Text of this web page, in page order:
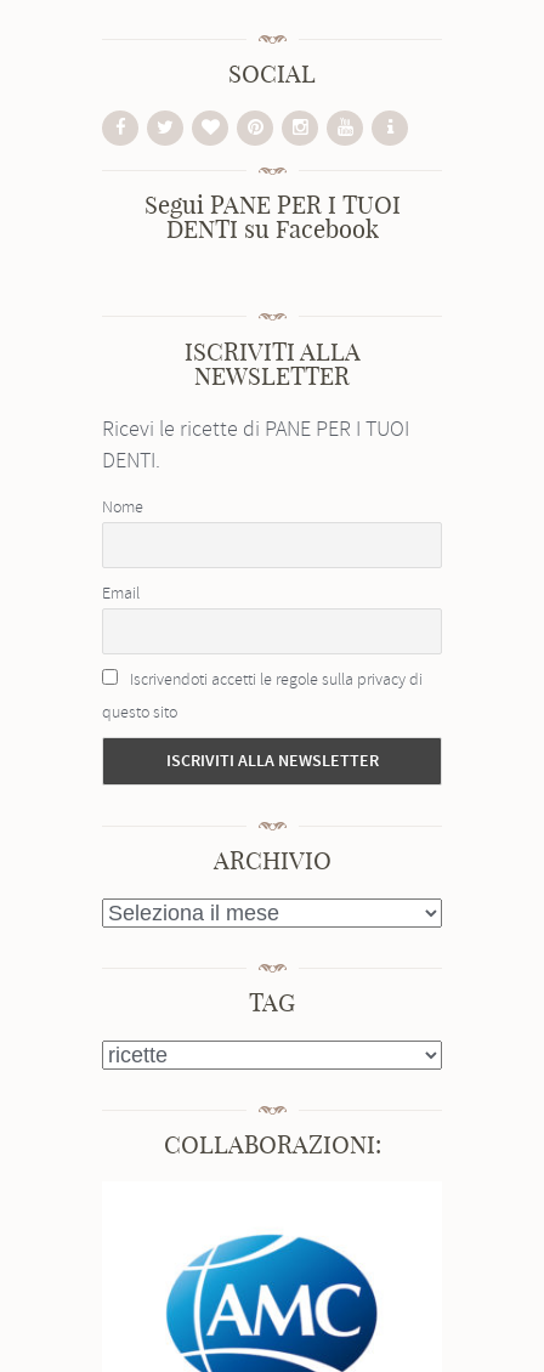
SOCIAL
Segui PANE PER I TUOI
DENTI su Facebook
ISCRIVITI ALLA
NEWSLETTER
Ricevi le ricette di PANE PER I TUOI
DENTI.
Nome
Email
Iscrivendoti accetti le regole sulla privacy di
questo sito
ARCHIVIO
ARCHIVIO
TAG
TAG
COLLABORAZIONI: